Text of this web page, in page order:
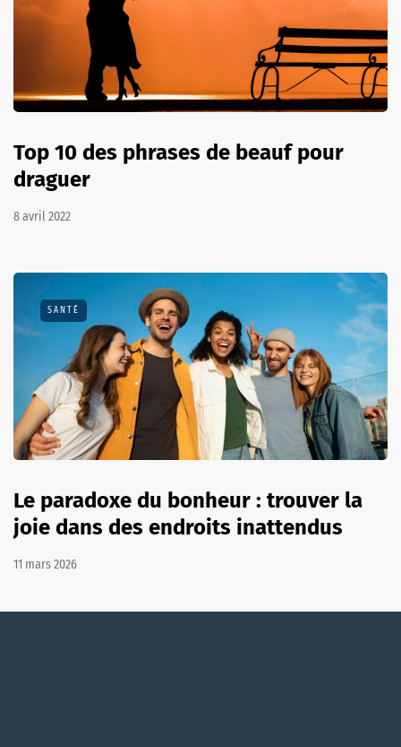
Top 10 des phrases de beauf pour
draguer
8 avril 2022
SANTÉ
Le paradoxe du bonheur : trouver la
joie dans des endroits inattendus
11 mars 2026